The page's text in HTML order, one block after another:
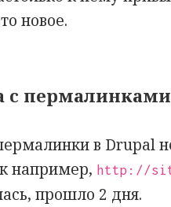
новое.
с
в Drupal
например, http://
прошло 2 дня.